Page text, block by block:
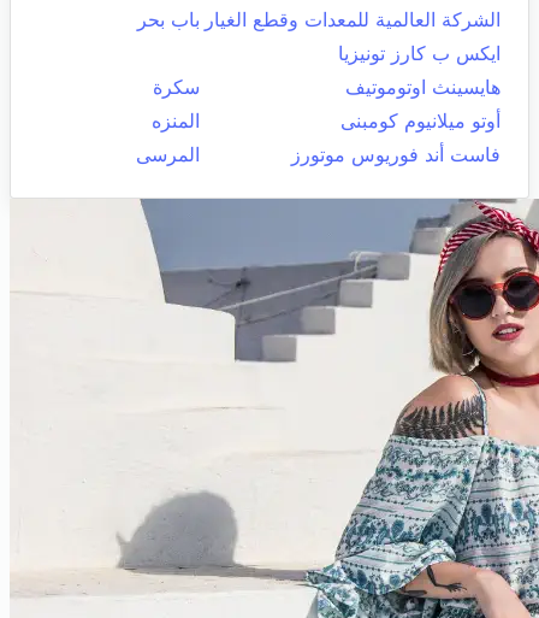
الشركة العالمية للمعدات وقطع الغيار باب بحر
ايكس ب كارز تونيزيا
هايسينث اوتوموتيف
سكرة
أوتو ميلانيوم كومبنى
المنزه
فاست أند فوريوس موتورز
المرسى